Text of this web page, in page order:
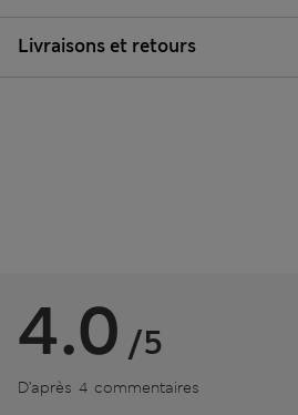
Livraisons et retours
4.0 /5
D’après 4 commentaires